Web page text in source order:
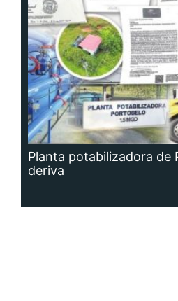
Planta potabilizadora de
deriva